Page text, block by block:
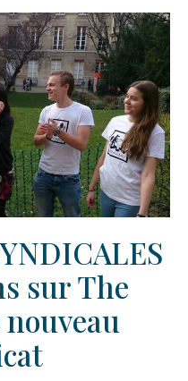
sur The